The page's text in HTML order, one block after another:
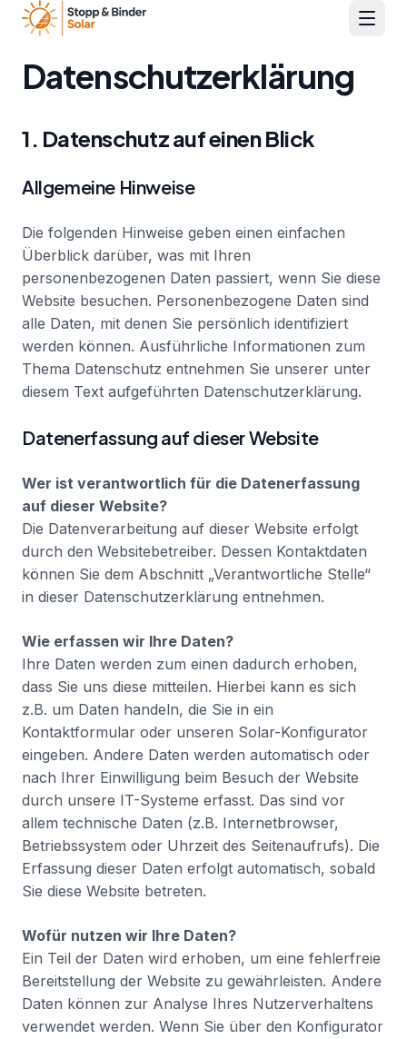
FAQ
Kontakt
07335 9299928
Erstgespräch anfordern
Datenschutzerklärung
1. Datenschutz auf einen Blick
Allgemeine Hinweise
Die folgenden Hinweise geben einen einfachen
Überblick darüber, was mit Ihren
personenbezogenen Daten passiert, wenn Sie diese
Website besuchen. Personenbezogene Daten sind
alle Daten, mit denen Sie persönlich identifiziert
werden können. Ausführliche Informationen zum
Thema Datenschutz entnehmen Sie unserer unter
diesem Text aufgeführten Datenschutzerklärung.
Datenerfassung auf dieser Website
Wer ist verantwortlich für die Datenerfassung
auf dieser Website?
Die Datenverarbeitung auf dieser Website erfolgt
durch den Websitebetreiber. Dessen Kontaktdaten
können Sie dem Abschnitt „Verantwortliche Stelle“
in dieser Datenschutzerklärung entnehmen.
Wie erfassen wir Ihre Daten?
Ihre Daten werden zum einen dadurch erhoben,
dass Sie uns diese mitteilen. Hierbei kann es sich
z.B. um Daten handeln, die Sie in ein
Kontaktformular oder unseren Solar-Konfigurator
eingeben. Andere Daten werden automatisch oder
nach Ihrer Einwilligung beim Besuch der Website
durch unsere IT-Systeme erfasst. Das sind vor
allem technische Daten (z.B. Internetbrowser,
Betriebssystem oder Uhrzeit des Seitenaufrufs). Die
Erfassung dieser Daten erfolgt automatisch, sobald
Sie diese Website betreten.
Wofür nutzen wir Ihre Daten?
Ein Teil der Daten wird erhoben, um eine fehlerfreie
Bereitstellung der Website zu gewährleisten. Andere
Daten können zur Analyse Ihres Nutzerverhaltens
verwendet werden. Wenn Sie über den Konfigurator